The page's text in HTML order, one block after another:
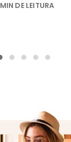
MIN DE LEITURA